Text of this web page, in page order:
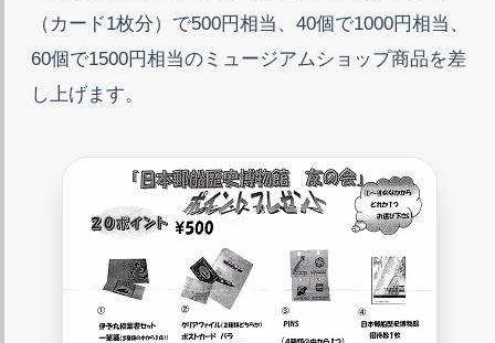
（カード1枚分）で500円相当、40個で1000円相当、
60個で1500円相当のミュージアムショップ商品を差
し上げます。